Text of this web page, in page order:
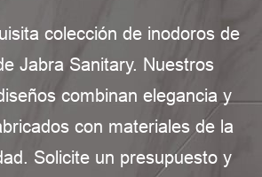
colección de inodoros de
Jabra Sanitary. Nuestros
combinan elegancia y
con materiales de la
Solicite un presupuesto y